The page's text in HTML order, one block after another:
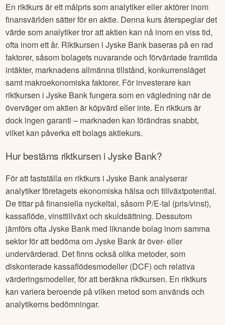
En riktkurs är ett målpris som analytiker eller aktörer inom
finansvärlden sätter för en aktie. Denna kurs återspeglar det
värde som analytiker tror att aktien kan nå inom en viss tid,
ofta inom ett år. Riktkursen iJyske Bankbaseras på en rad
faktorer, såsom bolagets nuvarande och förväntade framtida
intäkter, marknadens allmänna tillstånd, konkurrensläget
samt makroekonomiska faktorer. För investerare kan
riktkursen iJyske Bankfungera som en vägledning när de
överväger om aktien är köpvärd eller inte. En riktkurs är
dock ingen garanti – marknaden kan förändras snabbt,
vilket kan påverka ett bolags aktiekurs.
Hur bestäms riktkursen iJyske Bank?
För att fastställa en riktkurs iJyske Bankanalyserar
analytiker företagets ekonomiska hälsa och tillväxtpotential.
De tittar på finansiella nyckeltal, såsom P/E-tal (pris/vinst),
kassaflöde, vinsttillväxt och skuldsättning. Dessutom
jämförs oftaJyske Bank med liknande bolag inom samma
sektor för att bedöma omJyske Bankär över- eller
undervärderad. Det finns också olika metoder, som
diskonterade kassaflödesmodeller (DCF) och relativa
värderingsmodeller, för att beräkna riktkursen. En riktkurs
kan variera beroende på vilken metod som används och
analytikerns bedömningar.